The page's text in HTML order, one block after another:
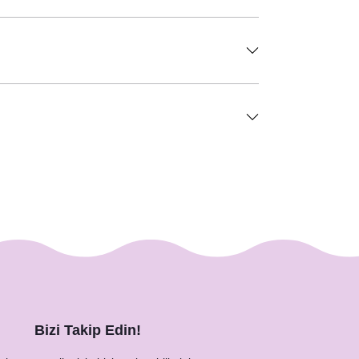
Bizi Takip Edin!